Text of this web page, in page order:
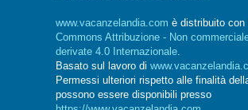
www.vacanzelandia.com è distribuito con
Commons Attribuzione - Non
derivate 4.0 Internazionale.
Basato sul lavoro di
Permessi ulteriori rispetto alle finalità
possono essere disponibili presso